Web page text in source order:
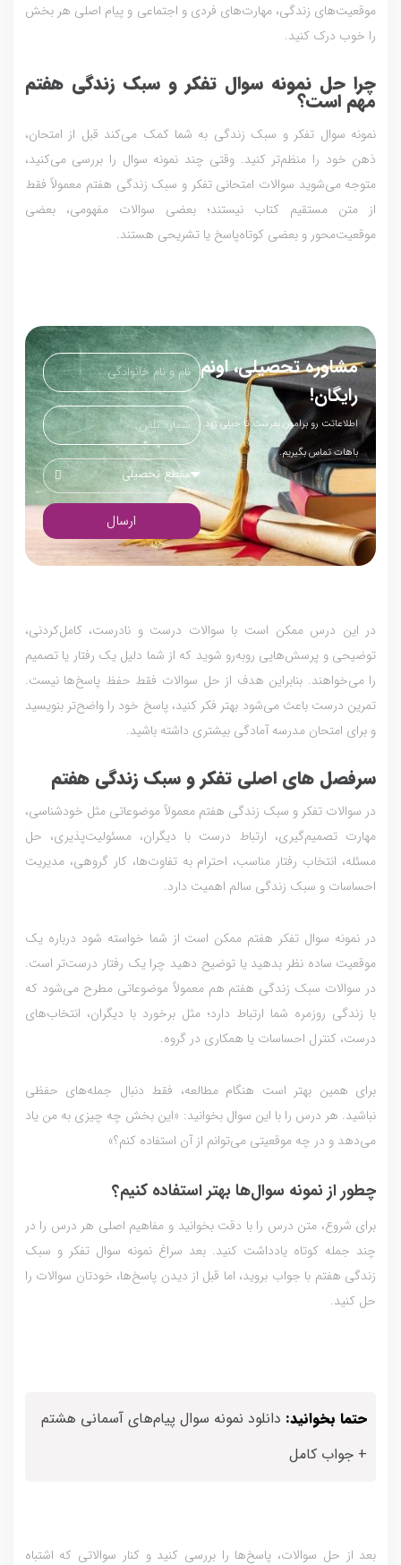
موقعیت‌های زندگی، مهارت‌های فردی و اجتماعی و پیام اصلی هر بخش
را خوب درک کنید.
چرا حل نمونه سوال تفکر و سبک زندگی هفتم
مهم است؟
نمونه سوال تفکر و سبک زندگی به شما کمک می‌کند قبل از امتحان،
ذهن خود را منظم‌تر کنید. وقتی چند نمونه سوال را بررسی می‌کنید،
متوجه می‌شوید سوالات امتحانی تفکر و سبک زندگی هفتم معمولاً فقط
از متن مستقیم کتاب نیستند؛ بعضی سوالات مفهومی، بعضی
موقعیت‌محور و بعضی کوتاه‌پاسخ یا تشریحی هستند.
مشاوره تحصیلی، اونم
رایگان!
اطلاعاتت رو برامون بفرست تا خیلی زود
باهات تماس بگیریم.
مقطع تحصیلی
ارسال
در این درس ممکن است با سوالات درست و نادرست، کامل‌کردنی،
توضیحی و پرسش‌هایی روبه‌رو شوید که از شما دلیل یک رفتار یا تصمیم
را می‌خواهند. بنابراین هدف از حل سوالات فقط حفظ پاسخ‌ها نیست.
تمرین درست باعث می‌شود بهتر فکر کنید، پاسخ خود را واضح‌تر بنویسید
و برای امتحان مدرسه آمادگی بیشتری داشته باشید.
سرفصل های اصلی تفکر و سبک زندگی هفتم
در سوالات تفکر و سبک زندگی هفتم معمولاً موضوعاتی مثل خودشناسی،
مهارت تصمیم‌گیری، ارتباط درست با دیگران، مسئولیت‌پذیری، حل
مسئله، انتخاب رفتار مناسب، احترام به تفاوت‌ها، کار گروهی، مدیریت
احساسات و سبک زندگی سالم اهمیت دارد.
در نمونه سوال تفکر هفتم ممکن است از شما خواسته شود درباره یک
موقعیت ساده نظر بدهید یا توضیح دهید چرا یک رفتار درست‌تر است.
در سوالات سبک زندگی هفتم هم معمولاً موضوعاتی مطرح می‌شود که
با زندگی روزمره شما ارتباط دارد؛ مثل برخورد با دیگران، انتخاب‌های
درست، کنترل احساسات یا همکاری در گروه.
برای همین بهتر است هنگام مطالعه، فقط دنبال جمله‌های حفظی
نباشید. هر درس را با این سوال بخوانید: «این بخش چه چیزی به من یاد
می‌دهد و در چه موقعیتی می‌توانم از آن استفاده کنم؟»
چطور از نمونه سوال‌ها بهتر استفاده کنیم؟
برای شروع، متن درس را با دقت بخوانید و مفاهیم اصلی هر درس را در
چند جمله کوتاه یادداشت کنید. بعد سراغ نمونه سوال تفکر و سبک
زندگی هفتم با جواب بروید، اما قبل از دیدن پاسخ‌ها، خودتان سوالات را
حل کنید.
حتما بخوانید: دانلود نمونه سوال پیام‌های آسمانی هشتم
+ جواب کامل
بعد از حل سوالات، پاسخ‌ها را بررسی کنید و کنار سوالاتی که اشتباه